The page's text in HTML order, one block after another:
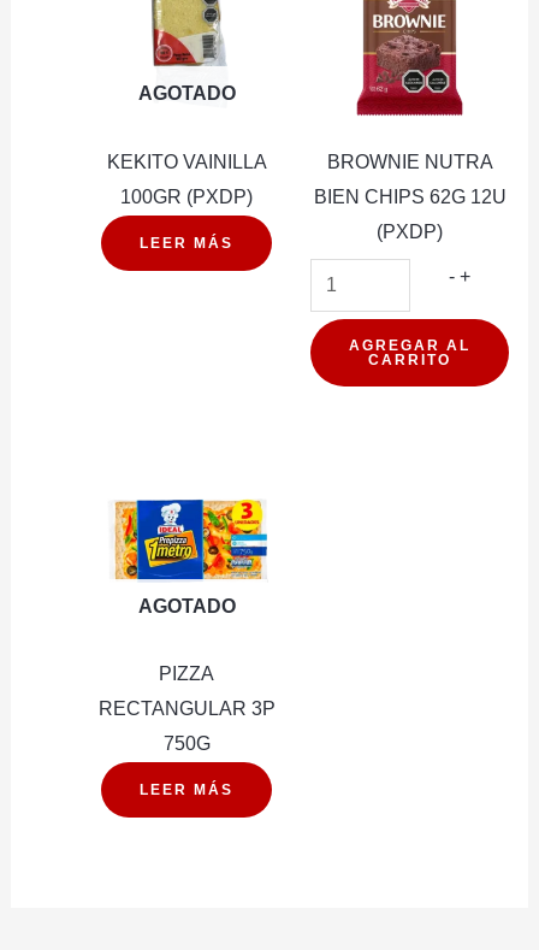
AGOTADO
KEKITO VAINILLA
100GR (PXDP)
LEER MÁS
BROWNIE NUTRA
BIEN CHIPS 62G 12U
(PXDP)
-
BIEN
CHIPS
+
AGREGAR AL
CARRITO
AGOTADO
PIZZA
RECTANGULAR 3P
750G
LEER MÁS